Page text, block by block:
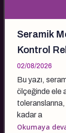
Seramik
Kontrol
02/08/2026
Bu yazı,
ölçeğinde ele
kadar a
Okumaya